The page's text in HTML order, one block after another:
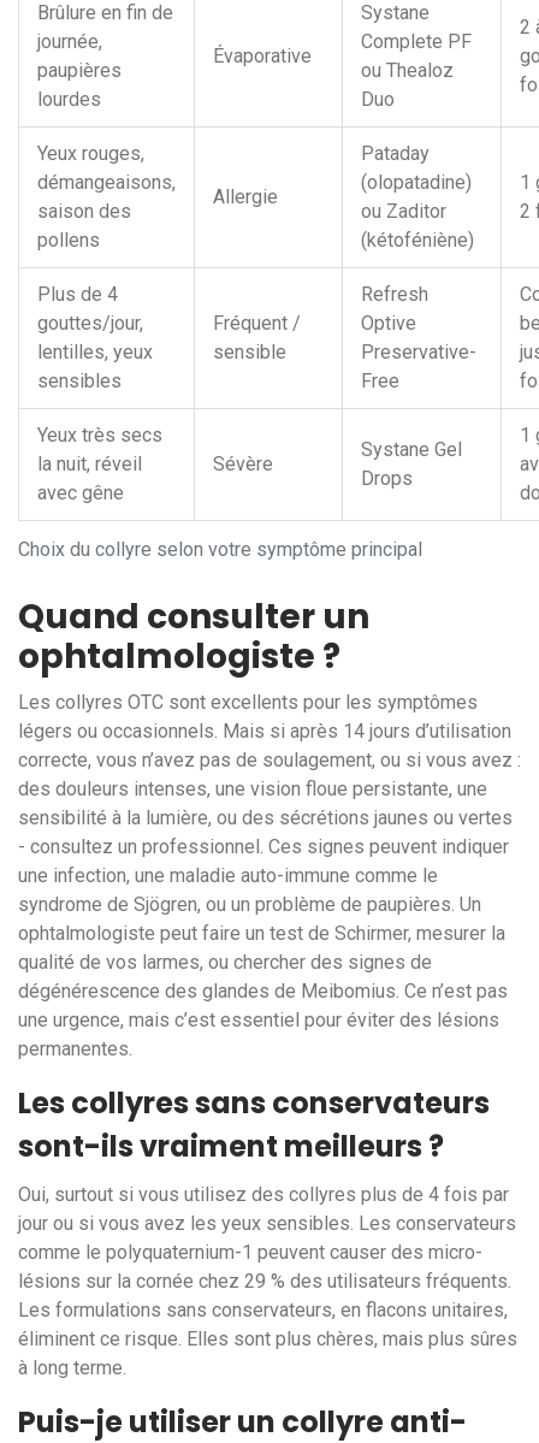
Choix du collyre selon votre symptôme principal
Brûlure en fin de
journée,
paupières
lourdes
Évaporative
Systane
Complete PF
ou Thealoz
Duo
2
Yeux rouges,
démangeaisons,
saison des
pollens
Allergie
Pataday
(olopatadine)
ou Zaditor
(kétoféniène)
1
2
Plus de 4
gouttes/jour,
lentilles, yeux
sensibles
Fréquent /
sensible
Refresh
Optive
Preservative-
Free
Yeux très secs
la nuit, réveil
avec gêne
Sévère
Systane Gel
Drops
1
Quand consulter un
ophtalmologiste ?
Les collyres OTC sont excellents pour les symptômes
légers ou occasionnels. Mais si après 14 jours d’utilisation
correcte, vous n’avez pas de soulagement, ou si vous avez :
des douleurs intenses, une vision floue persistante, une
sensibilité à la lumière, ou des sécrétions jaunes ou vertes
- consultez un professionnel. Ces signes peuvent indiquer
une infection, une maladie auto-immune comme le
syndrome de Sjögren, ou un problème de paupières. Un
ophtalmologiste peut faire un test de Schirmer, mesurer la
qualité de vos larmes, ou chercher des signes de
dégénérescence des glandes de Meibomius. Ce n’est pas
une urgence, mais c’est essentiel pour éviter des lésions
permanentes.
Les collyres sans conservateurs
sont-ils vraiment meilleurs ?
Oui, surtout si vous utilisez des collyres plus de 4 fois par
jour ou si vous avez les yeux sensibles. Les conservateurs
comme le polyquaternium-1 peuvent causer des micro-
lésions sur la cornée chez 29 % des utilisateurs fréquents.
Les formulations sans conservateurs, en flacons unitaires,
éliminent ce risque. Elles sont plus chères, mais plus sûres
à long terme.
Puis-je utiliser un collyre anti-